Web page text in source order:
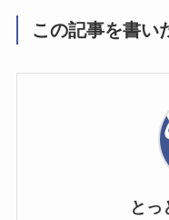
この記事を書い
とっ